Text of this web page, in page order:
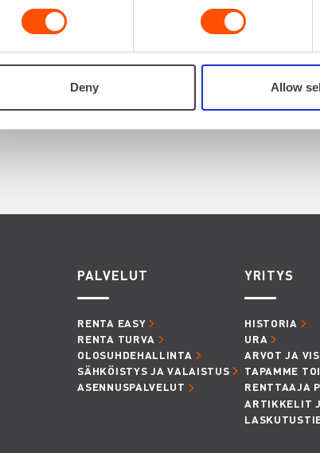
Deny Allow
kiinnostaa
PALVELUT
RENTA EASY
RENTA TURVA
OLOSUHDEHALLINTA
SÄHKÖISTYS JA VALAISTUS
ASENNUSPALVELUT
YRITYS
HISTORIA
URA
ARVOT JA
TAPAMME
RENTTAAJA
ARTIKKELIT